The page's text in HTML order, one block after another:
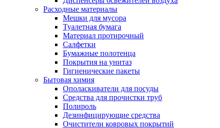
Расходные материалы
Мешки для мусора
Туалетная бумага
Материал протирочный
Салфетки
Бумажные полотенца
Покрытия на унитаз
Гигиенические пакеты
Бытовая химия
Ополаскиватели для посуды
Средства для прочистки труб
Полироль
Дезинфицирующие средства
Очистители ковровых покрытий